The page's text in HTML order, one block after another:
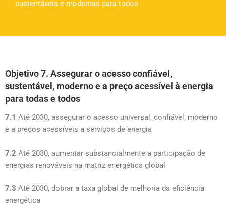
sustentáveis e modernas para todos
Objetivo 7. Assegurar o acesso confiável,
sustentável, moderno e a preço acessível à energia
para todas e todos
7.1 Até 2030, assegurar o acesso universal, confiável, moderno
e a preços acessíveis a serviços de energia
7.2 Até 2030, aumentar substancialmente a participação de
energias renováveis na matriz energética global
7.3 Até 2030, dobrar a taxa global de melhoria da eficiência
energética